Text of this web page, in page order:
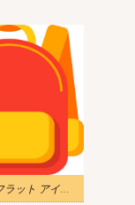
ランドセル フラット アイコンのイラスト